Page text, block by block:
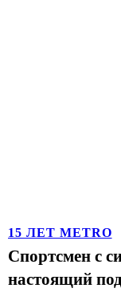
15 ЛЕТ METRO
Спортсмен с
настоящий